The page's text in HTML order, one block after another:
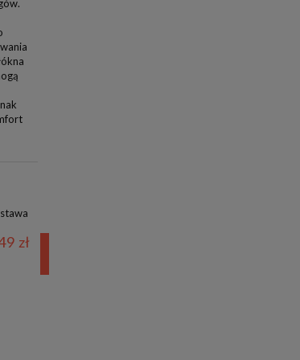
zł